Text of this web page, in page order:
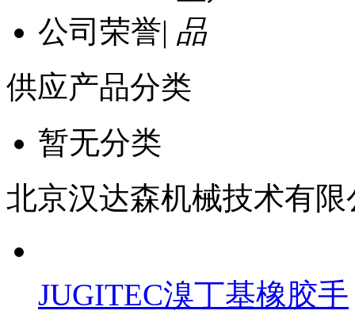
公司荣誉|
供应产品分类
暂无分类
北京汉达森机械技术有
JUGITEC溴丁基橡胶手